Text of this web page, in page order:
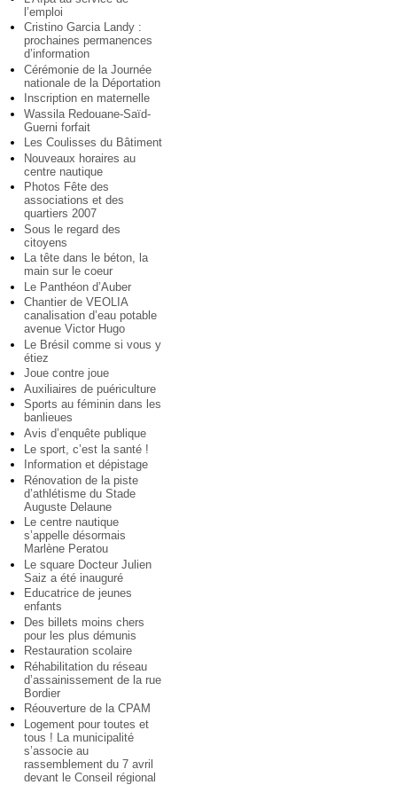
l’emploi
Cristino Garcia Landy :
prochaines permanences
d’information
Cérémonie de la Journée
nationale de la Déportation
Inscription en maternelle
Wassila Redouane-Saïd-
Guerni forfait
Les Coulisses du Bâtiment
Nouveaux horaires au
centre nautique
Photos Fête des
associations et des
quartiers 2007
Sous le regard des
citoyens
La tête dans le béton, la
main sur le coeur
Le Panthéon d’Auber
Chantier de VEOLIA
canalisation d’eau potable
avenue Victor Hugo
Le Brésil comme si vous y
étiez
Joue contre joue
Auxiliaires de puériculture
Sports au féminin dans les
banlieues
Avis d’enquête publique
Le sport, c’est la santé !
Information et dépistage
Rénovation de la piste
d’athlétisme du Stade
Auguste Delaune
Le centre nautique
s’appelle désormais
Marlène Peratou
Le square Docteur Julien
Saiz a été inauguré
Educatrice de jeunes
enfants
Des billets moins chers
pour les plus démunis
Restauration scolaire
Réhabilitation du réseau
d’assainissement de la rue
Bordier
Réouverture de la CPAM
Logement pour toutes et
tous ! La municipalité
s’associe au
rassemblement du 7 avril
devant le Conseil régional